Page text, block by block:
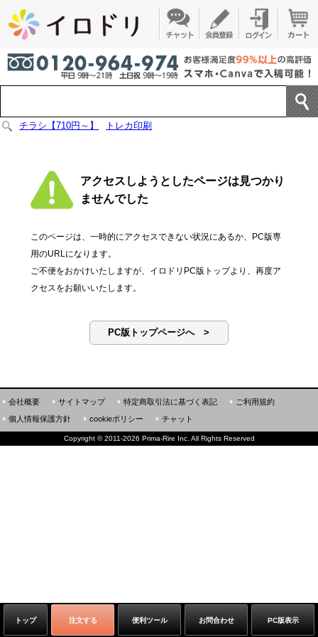
チラシ【710円～】 トレカ印刷
アクセスしようとしたページは見つかり
ませんでした
このページは、一時的にアクセスできない状況にあるか、PC版専
用のURLになります。
ご不便をおかけいたしますが、イロドリPC版トップより、再度ア
クセスをお願いいたします。
PC版トップページへ >
トップ 注文する 便利ツール お問合わせ PC版表示
会社概要 サイトマップ 特定商取引法に基づく表記
ご利用規約
個人情報保護方針
cookieポリシー チャット
Copyright ©2011-2026 Prima-Rire Inc. All Rights Reserved